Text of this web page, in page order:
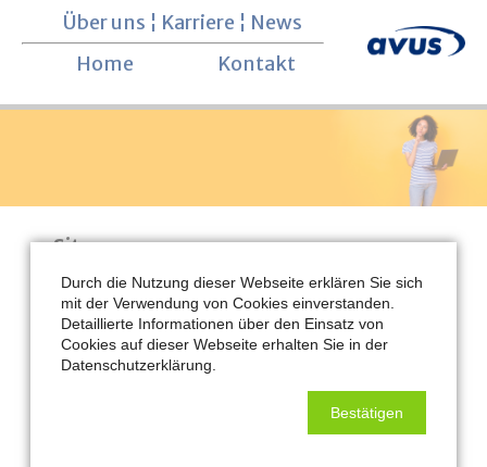
Über uns ¦ Karriere ¦ News
Navigation überspringen
Home Kontakt
Sitemap
RFID für alle Branchen
Intralogistik
Inventarisierung
Kommissionierung
Tracking & Tracing
Durch die Nutzung dieser Webseite erklären Sie sich
mit der Verwendung von Cookies einverstanden.
Detaillierte Informationen über den Einsatz von
Cookies auf dieser Webseite erhalten Sie in der
Datenschutzerklärung.
Bestätigen